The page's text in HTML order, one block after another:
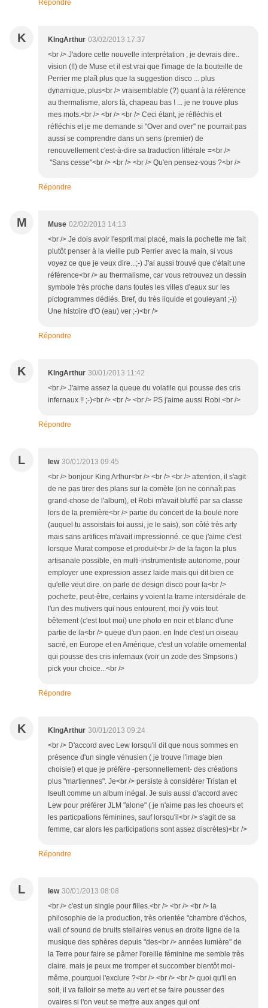
Répondre
K KIngArthur 03/02/2013 17:37
<br /> J'adore cette nouvelle interprétation , je devrais dire..
vision (!!) de Muse et il est vrai que l'image de la bouteille de
Perrier me plaît plus que la suggestion disco ... plus
dynamique, plus<br /> vraisemblable (?) quant à la référence
au thermalisme, alors là, chapeau bas ! ... je ne trouve plus
mes mots.<br /> <br /> <br /> Ceci étant, je réfléchis et
réfléchis et je me demande si "Over and over" ne pourrait pas
aussi se comprendre dans un sens (premier) de
renouvellement c'est-à-dire sa traduction littérale =<br />
"Sans cesse"<br /> <br /> <br /> Qu'en pensez-vous ?<br />
Répondre
M Muse 02/02/2013 14:13
<br /> Je dois avoir l'esprit mal placé, mais la pochette me fait
plutôt penser à la vieille pub Perrier avec la main, si vous
voyez ce que je veux dire...;-) J'ai aussi trouvé que c'était une
référence<br /> au thermalisme, car vous retrouvez un dessin
symbole très proche dans toutes les villes d'eaux sur les
pictogrammes dédiés. Bref, du très liquide et gouleyant ;-))
Une histoire d'O (eau) ver ;-)<br />
Répondre
K KIngArthur 30/01/2013 11:42
<br /> J'aime assez la queue du volatile qui pousse des cris
infernaux !! ;-)<br /> <br /> <br /> PS j'aime aussi Robi.<br />
Répondre
L lew 30/01/2013 09:45
<br /> bonjour King Arthur<br /> <br /> <br /> attention, il s'agit
de ne pas tirer des plans sur la comète (on ne connaît pas
grand-chose de l'album), et Robi m'avait bluffé par sa classe
lors de la première<br /> partie du concert de la boule nore
(auquel tu assoistais toi aussi, je le sais), son côté très arty
mais sans artifices m'avait impressionné. ce que j'aime c'est
lorsque Murat compose et produit<br /> de la façon la plus
artisanale possible, en multi-instrumentiste autonome, pour
employer une expression assez laide mais qui dit bien ce
qu'elle veut dire. on parle de design disco pour la<br />
pochette, peut-être, certains y voient la trame intersidérale de
l'un des mutivers qui nous entourent, moi j'y vois tout
bêtement (c'est tout moi) une photo en noir et blanc d'une
partie de la<br /> queue d'un paon. en Inde c'est un oiseau
sacré, en Europe et en Amérique, c'est un volatile ornemental
qui pousse des cris infernaux (voir un zode des Smpsons.)
pick your choice...<br />
Répondre
K KIngArthur 30/01/2013 09:24
<br /> D'accord avec Lew lorsqu'il dit que nous sommes en
présence d'un single vénusien ( je trouve l'image bien
choisie!) et que je préfère -personnellement- des créations
plus "martiennes". Je<br /> persiste à considérer Tristan et
Iseult comme un album inégal. Je suis aussi d'accord avec
Lew pour préférer JLM "alone" ( je n'aime pas les choeurs et
les particpations féminines, sauf lorsqu'il<br /> s'agit de sa
femme, car alors les participations sont assez discrètes)<br />
Répondre
L lew 30/01/2013 08:08
<br /> c'est un single pour filles.<br /> <br /> <br /> la
philosophie de la production, très orientée "chambre d'échos,
wall of sound de bruits stellaires venus en droite ligne de la
musique des sphères depuis "des<br /> années lumière" de
la Terre pour faire se pâmer l'oreille féminine me semble très
claire. mais je peux me tromper et succomber bientôt moi-
même, pourquoi l'exclure ?<br /> <br /> <br /> quoi qu'il en
soit, il va falloir se mette au vert et se faire pousser des
ovaires si l'on veut se mettre aux anges qui ont